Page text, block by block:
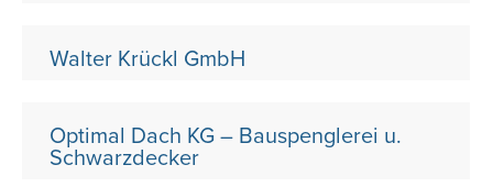
Walter Krückl GmbH
Optimal Dach KG – Bauspenglerei u.
Schwarzdecker